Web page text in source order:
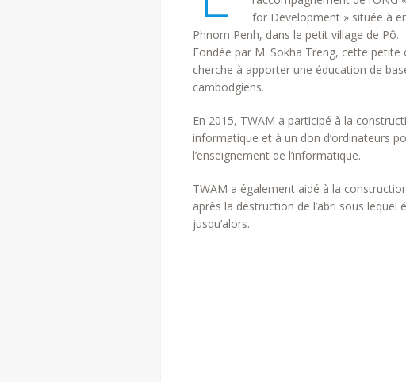
for Development » située à
Phnom Penh, dans le petit village de Pô.
Fondée par M. Sokha Treng, cette petite
cherche à apporter une éducation de
cambodgiens.
En 2015, TWAM a participé à la
informatique et à un don d’ordinateurs
l’enseignement de l’informatique.
TWAM a également aidé à la
après la destruction de l’abri sous lequel
jusqu’alors.